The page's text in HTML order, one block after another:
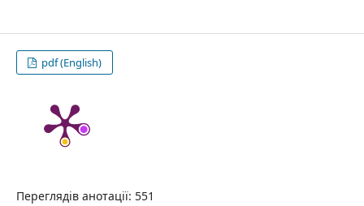
pdf (English)
Переглядів анотації: 551